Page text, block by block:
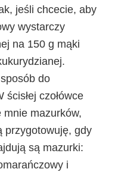
jeśli chcecie, aby
wystarczy
na 150 g mąki
do
czołówce
mazurków,
przygotowuję, gdy
są mazurki:
i